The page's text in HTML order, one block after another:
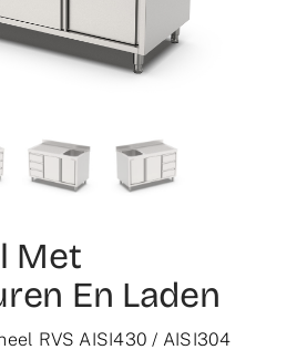
Met
En Laden
RVS AISI430 / AISI304